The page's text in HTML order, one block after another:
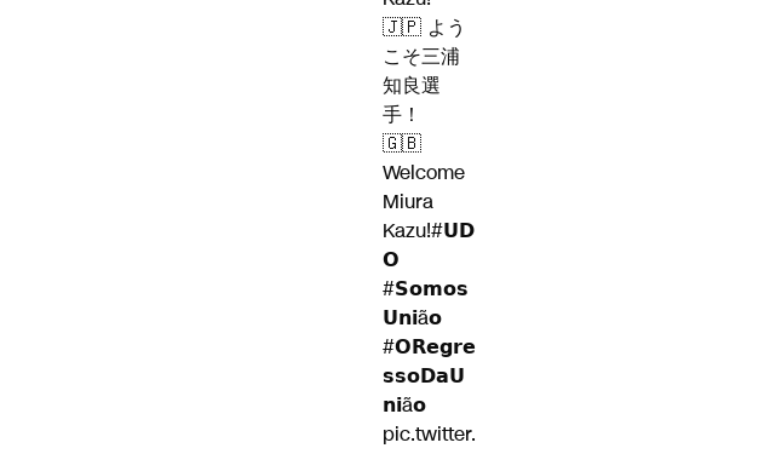
🇯🇵 よう
こそ三浦
知良選
手！
🇬🇧
Welcome
Miura
Kazu!#𝗨𝗗
𝗢
#𝗦𝗼𝗺𝗼𝘀
𝗨𝗻𝗶ã𝗼
#𝗢𝗥𝗲𝗴𝗿𝗲
𝘀𝘀𝗼𝗗𝗮𝗨
𝗻𝗶ã𝗼
pic.twitter.